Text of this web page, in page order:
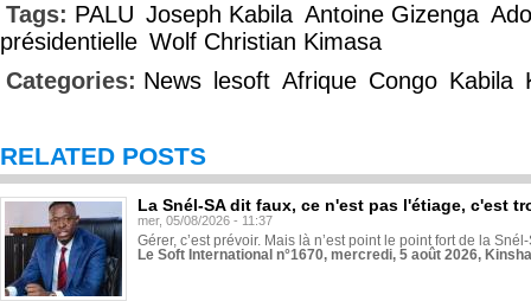
Tags: PALU Joseph Kabila Antoine Gizenga
présidentielle Wolf Christian Kimasa
Categories: News lesoft Afrique Congo Kabila
RELATED POSTS
La Snél-SA dit faux, ce n'est pas l'étiage, c'est
mer, 05/08/2026 - 11:37
Gérer, c’est prévoir. Mais là n’est point le point fort de la
Le Soft International n°1670, mercredi, 5 août 2026,